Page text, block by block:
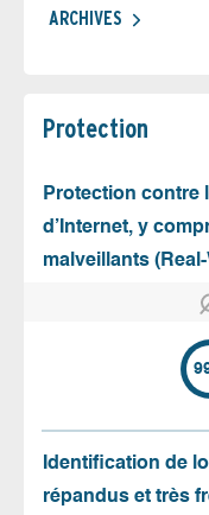
ARCHIVES
Protection
Protection contre
d’Internet, y
malveillants
Identification de
répandus et très